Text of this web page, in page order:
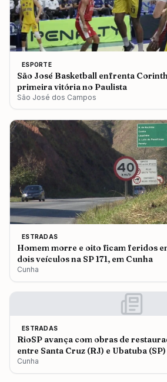
ESPORTE
São José Basketball enfrenta
primeira vitória no Paulista
São José dos Campos
ESTRADAS
Homem morre e oito ficam feridos
dois veículos na SP 171, em Cunha
Cunha
ESTRADAS
RioSP avança com obras de
entre Santa Cruz (RJ) e Ubatuba (SP)
Cunha